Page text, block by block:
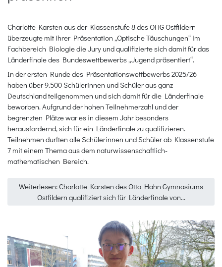
Charlotte Karsten aus der Klassenstufe 8 des OHG Ostfildern
überzeugte mit ihrer Präsentation „Optische Täuschungen“ im
Fachbereich Biologie die Jury und qualifizierte sich damit für das
Länderfinale des Bundeswettbewerbs „Jugend präsentiert“.
In der ersten Runde des Präsentationswettbewerbs 2025/26
haben über 9.500 Schülerinnen und Schüler aus ganz
Deutschland teilgenommen und sich damit für die Länderfinale
beworben. Aufgrund der hohen Teilnehmerzahl und der
begrenzten Plätze war es in diesem Jahr besonders
herausfordernd, sich für ein Länderfinale zu qualifizieren.
Teilnehmen durften alle Schülerinnen und Schüler ab Klassenstufe
7 mit einem Thema aus dem naturwissenschaftlich-
mathematischen Bereich.
Weiterlesen: Charlotte Karsten des Otto Hahn Gymnasiums
Ostfildern qualifiziert sich für Länderfinale von...